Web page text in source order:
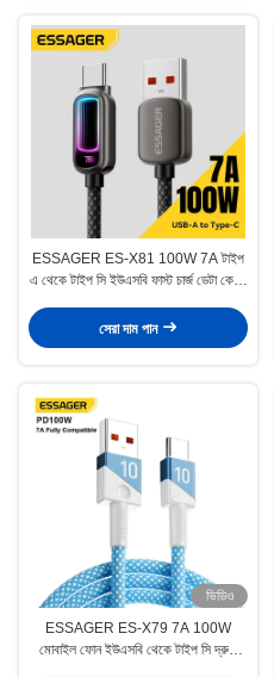
ESSAGER ES-X81 100W 7A টাইপ
এ থেকে টাইপ সি ইউএসবি ফাস্ট চার্জ ডেটা কেবল
সেরা দাম পান
ভিডিও
ESSAGER ES-X79 7A 100W
মোবাইল ফোন ইউএসবি থেকে টাইপ সি দ্রুত